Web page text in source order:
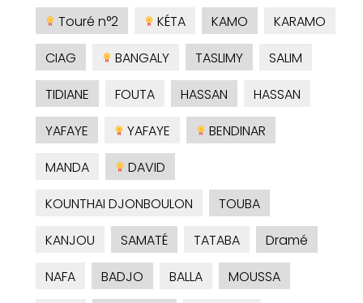
Touré n°2
KÉTA KAMO
KARAMO
CIAG
BANGALY TASLIMY
SALIM
TIDIANE
FOUTA HASSAN
HASSAN
YAFAYE
YAFAYE
BENDINAR
MANDA
DAVID
KOUNTHAI DJONBOULON
TOUBA
KANJOU
SAMATÉ TATABA
Dramé
NAFA
BADJO BALLA
MOUSSA